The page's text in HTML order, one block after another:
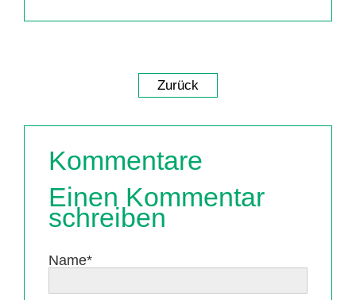
Zurück
Kommentare
Einen Kommentar
schreiben
Pflichtfeld
Name*